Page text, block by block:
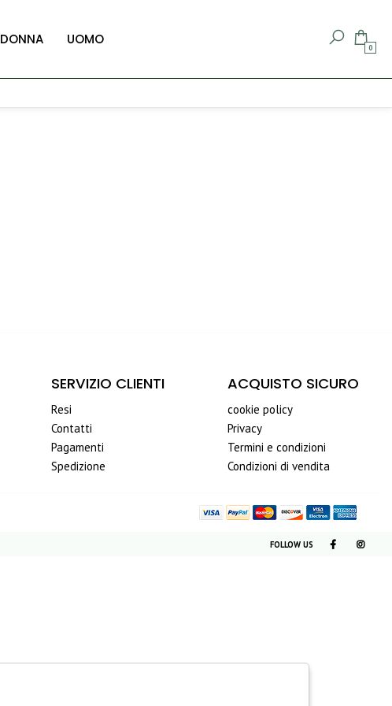
DONNA UOMO
0
SERVIZIO CLIENTI
Resi
Contatti
Pagamenti
Spedizione
ACQUISTO SICURO
cookie policy
Privacy
Termini e condizioni
Condizioni di vendita
FOLLOW US